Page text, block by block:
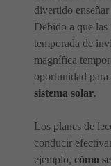
divertido
Debido a que las
temporada de
magnífica
oportunidad para
sistema solar.
Los planes de
conducir
ejemplo, cómo